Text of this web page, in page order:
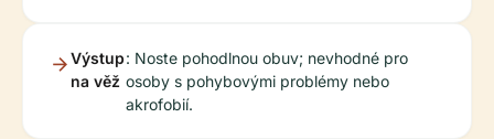
Výstup
na věž
: Noste pohodlnou obuv; nevhodné pro
osoby s pohybovými problémy nebo
akrofobií.